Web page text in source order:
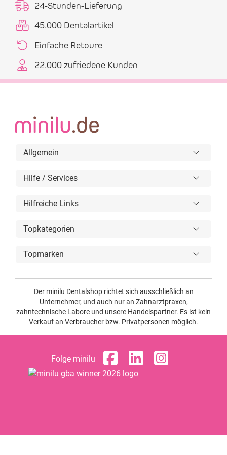
24-Stunden-Lieferung
45.000 Dentalartikel
Einfache Retoure
22.000 zufriedene Kunden
Allgemein
Hilfe / Services
Hilfreiche Links
Topkategorien
Topmarken
Der minilu Dentalshop richtet sich ausschließlich an
Unternehmer, und auch nur an Zahnarztpraxen,
zahntechnische Labore und unsere Handelspartner. Es ist kein
Verkauf an Verbraucher bzw. Privatpersonen möglich.
Folge minilu